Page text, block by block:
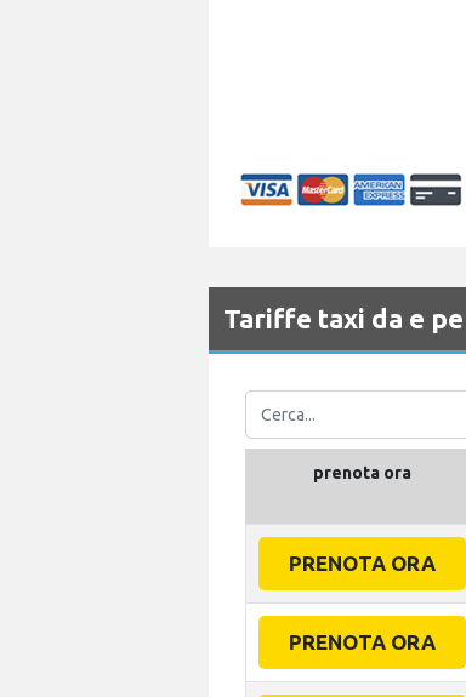
Tariffe taxi da e
prenota ora
PRENOTA ORA
PRENOTA ORA